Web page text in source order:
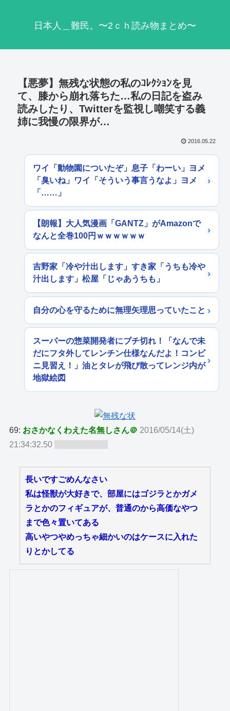
日本人＿難民。〜2ｃｈ読み物まとめ〜
【悪夢】無残な状態の私のｺﾚｸｼｮﾝを見
て、膝から崩れ落ちた…私の日記を盗み
読みしたり、Twitterを監視し嘲笑する義
姉に我慢の限界が…
2016.05.22
ワイ「動物園についたぞ」息子「わーい」ヨメ
「臭いね」ワイ「そういう事言うなよ」ヨメ
「……」
【朗報】大人気漫画「GANTZ」がAmazonで
なんと全巻100円ｗｗｗｗｗｗ
吉野家「冷や汁出します」すき家「うちも冷や
汁出します」松屋「じゃあうちも」
自分の心を守るために無理矢理思っていたこと
スーパーの惣菜開発者にブチ切れ！「なんで未
だにフタ外してレンチン仕様なんだよ！コンビ
ニ見習え！」油とタレが飛び散ってレンジ内が
地獄絵図
69: おさかなくわえた名無しさん＠ 2016/05/14(土)
21:34:32.50
長いですごめんなさい
私は怪獣が大好きで、部屋にはゴジラとかガメ
ラとかのフィギュアが、普通のから高価なやつ
まで色々置いてある
高いやつやめっちゃ細かいのはケースに入れた
りとかしてる